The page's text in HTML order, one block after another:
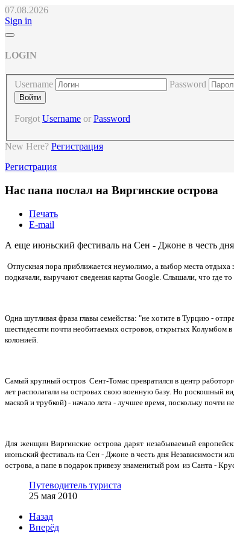
07.08.2026
Sign in
LOGIN
Username Password
Forgot Username or Password
New Here? Регистрация
Регистрация
Нас папа послал на Виргинские острова
Печать
E-mail
А еще июньский фестиваль на Сен - Джоне в честь
Отпускная пора приближается неумолимо, а выбор места отдыха
подкачали, выручают сведения карты Google. Слышали, что где то
Одна шутливая фраза главы семейства: "не хотите в Турцию -
шестидесяти почти необитаемых островов, открытых Колумбом
колонией.
Самый крупный остров Сент-Томас превратился в центр
лет располагали на островах свою военную базу. Но роскошный
маской и трубкой) - начало лета - лучшее время, поскольку почти
Для женщин Виргинские острова дарят незабываемый
июньский фестиваль на Сен - Джоне в честь дня Независимости
острова, а папе в подарок привезу знаменитый ром из Санта -
Путеводитель туриста
25 мая 2010
Назад
Вперёд